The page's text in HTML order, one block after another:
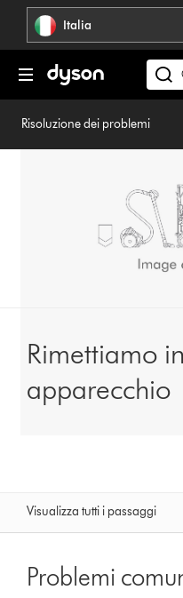
navigazione Italia
su
Risoluzione dei problemi
Rimettiamo
apparecchio
Visualizza tutti i passaggi
Problemi